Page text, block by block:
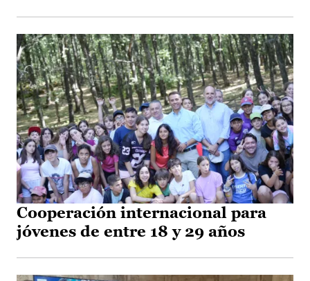
Cooperación internacional para
jóvenes de entre 18 y 29 años